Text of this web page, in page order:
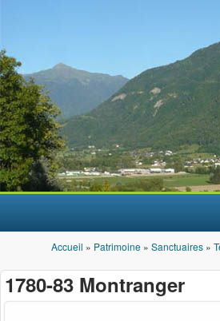
Vous êtes ici
Accueil » Patrimoine » Sanctuaires »
1780-83 Montranger